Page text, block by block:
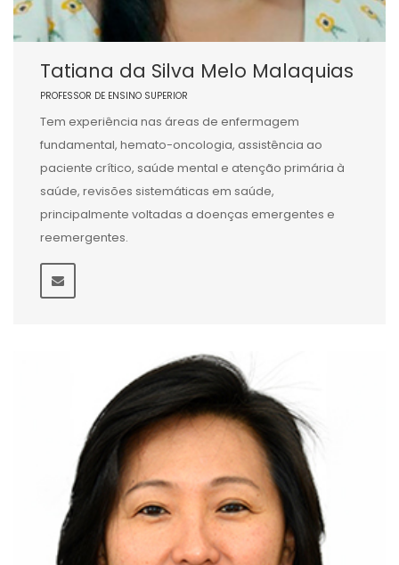
Tatiana da Silva Melo Malaquias
PROFESSOR DE ENSINO SUPERIOR
Tem experiência nas áreas de enfermagem
fundamental, hemato-oncologia, assistência ao
paciente crítico, saúde mental e atenção primária à
saúde, revisões sistemáticas em saúde,
principalmente voltadas a doenças emergentes e
reemergentes.